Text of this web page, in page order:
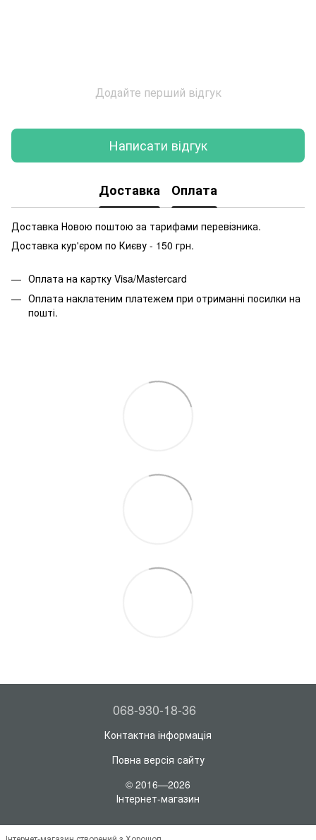
Додайте перший відгук
Написати відгук
Доставка Оплата
Доставка Новою поштою за тарифами перевізника.
Доставка кур'єром по Києву - 150 грн.
Оплата на картку Visa/Mastercard
Оплата наклатеним платежем при отриманні посилки на
пошті.
068-930-18-36
Контактна інформація
Повна версія сайту
© 2016—2026
Інтернет-магазин